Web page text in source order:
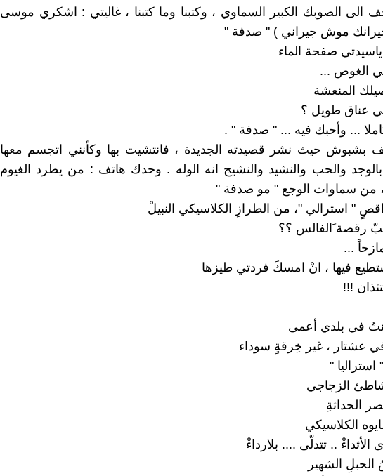
الى الصوبك الكبير السماوي ، وكتبنا وما كتبنا ، غاليتي : اشكري موسى
موش جيراني ) " صدفة "
صفحة الماء
الغوص ...
المنعشة
عناق طويل ؟
... وأحبك فيه ... " صدفة " .
بشبوش حيث نشر قصيدته الجديدة ، فانتشيت بها وكأنني اتجسم معها
بالوجد والحب والنشيد والنشيج انه الوله . وحدك هاتف : من يطرد الغيوم
، من سماوات الوجع " مو صدفة "
" استرالي "، من الطرازِ الكلاسيكي النبيلْ
رقصة َالفالس ؟؟
...
فيها ، انْ امسكَ فردتي طيزها
!!!
كنتُ في بلدي أعمى
عشتار ، غير خِرقةٍ سوداء
استراليا "
الزجاجي
الحداثةِ
الكلاسيكي
.. تتدلّى .... بلارداءْ
الحبلِ الشهير